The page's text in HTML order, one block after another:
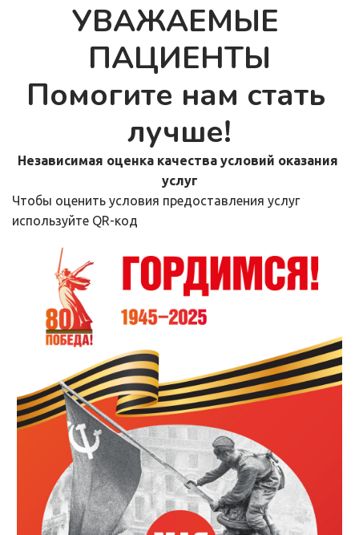
УВАЖАЕМЫЕ
ПАЦИЕНТЫ
Помогите нам стать
лучше!
Независимая оценка качества условий оказания
услуг
Чтобы оценить условия предоставления услуг
используйте QR-код